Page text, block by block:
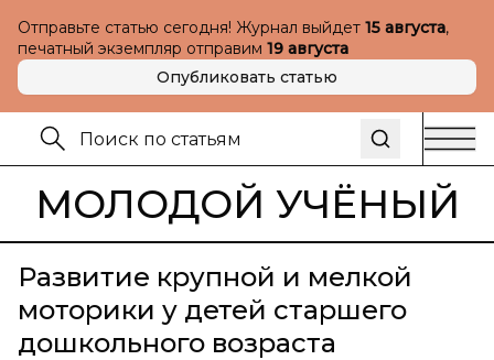
Отправьте статью сегодня! Журнал выйдет 15 августа,
печатный экземпляр отправим 19 августа
Опубликовать статью
МОЛОДОЙ УЧЁНЫЙ
Развитие крупной и мелкой
моторики у детей старшего
дошкольного возраста